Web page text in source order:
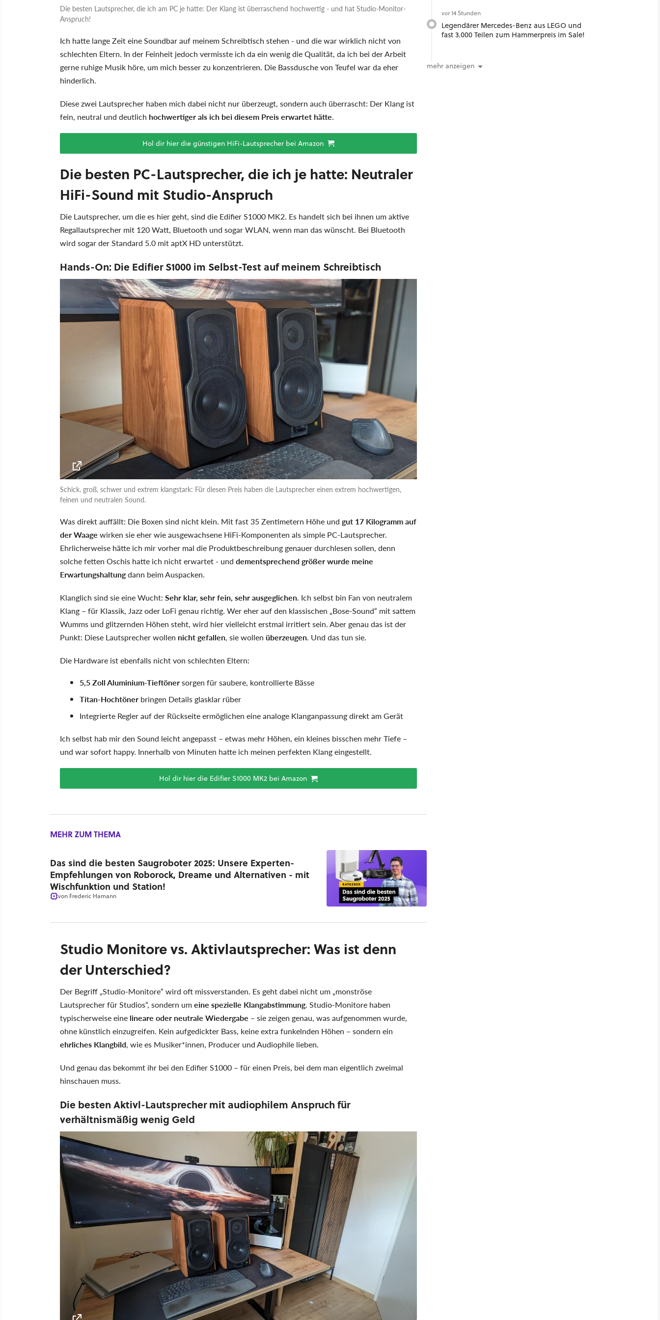
Die besten Lautsprecher, die ich am PC je hatte: Der Klang ist überraschend hochwertig - und hat Studio-Monitor-
Anspruch!
Ich hatte lange Zeit eine Soundbar auf meinem Schreibtisch stehen - und die war wirklich nicht von
schlechten Eltern. In der Feinheit jedoch vermisste ich da ein wenig die Qualität, da ich bei der Arbeit
gerne ruhige Musik höre, um mich besser zu konzentrieren. Die Bassdusche von Teufel war da eher
hinderlich.
Diese zwei Lautsprecher haben mich dabei nicht nur überzeugt, sondern auch überrascht: Der Klang ist
fein, neutral und deutlich hochwertiger als ich bei diesem Preis erwartet hätte.
Hol dir hier die günstigen HiFi-Lautsprecher bei Amazon
Die besten PC-Lautsprecher, die ich je hatte: Neutraler
HiFi-Sound mit Studio-Anspruch
Die Lautsprecher, um die es hier geht, sind die Edifier S1000 MK2. Es handelt sich bei ihnen um aktive
Regallautsprecher mit 120 Watt, Bluetooth und sogar WLAN, wenn man das wünscht. Bei Bluetooth
wird sogar der Standard 5.0 mit aptX HD unterstützt.
Hands-On: Die Edifier S1000 im Selbst-Test auf meinem Schreibtisch
Schick. groß, schwer und extrem klangstark: Für diesen Preis haben die Lautsprecher einen extrem hochwertigen,
feinen und neutralen Sound.
Was direkt auffällt: Die Boxen sind nicht klein. Mit fast 35 Zentimetern Höhe und gut 17 Kilogramm auf
der Waage wirken sie eher wie ausgewachsene HiFi-Komponenten als simple PC-Lautsprecher.
Ehrlicherweise hätte ich mir vorher mal die Produktbeschreibung genauer durchlesen sollen, denn
solche fetten Oschis hatte ich nicht erwartet - und dementsprechend größer wurde meine
Erwartungshaltungdann beim Auspacken.
Klanglich sind sie eine Wucht: Sehr klar, sehr fein, sehr ausgeglichen. Ich selbst bin Fan von neutralem
Klang – für Klassik, Jazz oder LoFi genau richtig. Wer eher auf den klassischen „Bose-Sound“ mit sattem
Wumms und glitzernden Höhen steht, wird hier vielleicht erstmal irritiert sein. Aber genau das ist der
Punkt: Diese Lautsprecher wollen nicht gefallen, sie wollen überzeugen. Und das tun sie.
Die Hardware ist ebenfalls nicht von schlechten Eltern:
5,5 Zoll Aluminium-Tieftönersorgen für saubere, kontrollierte Bässe
Titan-Hochtöner bringen Details glasklar rüber
Integrierte Regler auf der Rückseite ermöglichen eine analoge Klanganpassung direkt am Gerät
Ich selbst hab mir den Sound leicht angepasst – etwas mehr Höhen, ein kleines bisschen mehr Tiefe –
und war sofort happy. Innerhalb von Minuten hatte ich meinen perfekten Klang eingestellt.
Hol dir hier die Edifier S1000 MK2 bei Amazon
MEHR ZUM THEMA
Das sind die besten Saugroboter 2025: Unsere Experten-
Empfehlungen von Roborock, Dreame und Alternativen - mit
Wischfunktion und Station!
von Frederic Hamann
Studio Monitore vs. Aktivlautsprecher: Was ist denn
der Unterschied?
Der Begriff „Studio-Monitore“ wird oft missverstanden. Es geht dabei nicht um „monströse
Lautsprecher für Studios“, sondern umeine spezielle Klangabstimmung. Studio-Monitore haben
typischerweise eine lineare oder neutrale Wiedergabe – sie zeigen genau, was aufgenommen wurde,
ohne künstlich einzugreifen. Kein aufgedickter Bass, keine extra funkelnden Höhen – sondern ein
ehrliches Klangbild, wie es Musiker*innen, Producer und Audiophile lieben.
Und genau das bekommt ihr bei den Edifier S1000 – für einen Preis, bei dem man eigentlich zweimal
hinschauen muss.
Die besten Aktivl-Lautsprecher mit audiophilem Anspruch für
verhältnismäßig wenig Geld
vor 14 Stunden
Legendärer Mercedes-Benz aus LEGO und
fast 3.000 Teilen zum Hammerpreis im Sale!
mehr anzeigen